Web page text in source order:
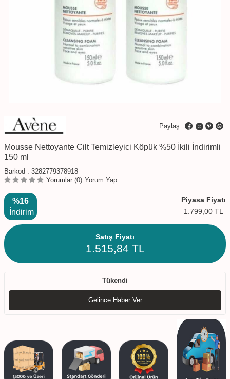
Paylaş
Mousse Nettoyante Cilt Temizleyici Köpük %50 İkili İndirimli
150 ml
Barkod : 3282779378918
Yorumlar (0) Yorum Yap
%16
İndirim
Piyasa Fiyatı
1.799,00TL
Satış Fiyatı
1.515,84 TL
Tükendi
Gelince Haber Ver